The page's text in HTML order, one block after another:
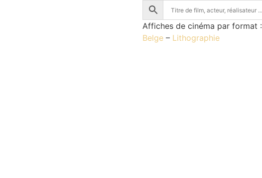
Affiches de cinéma par format :
Belge – Lithographie